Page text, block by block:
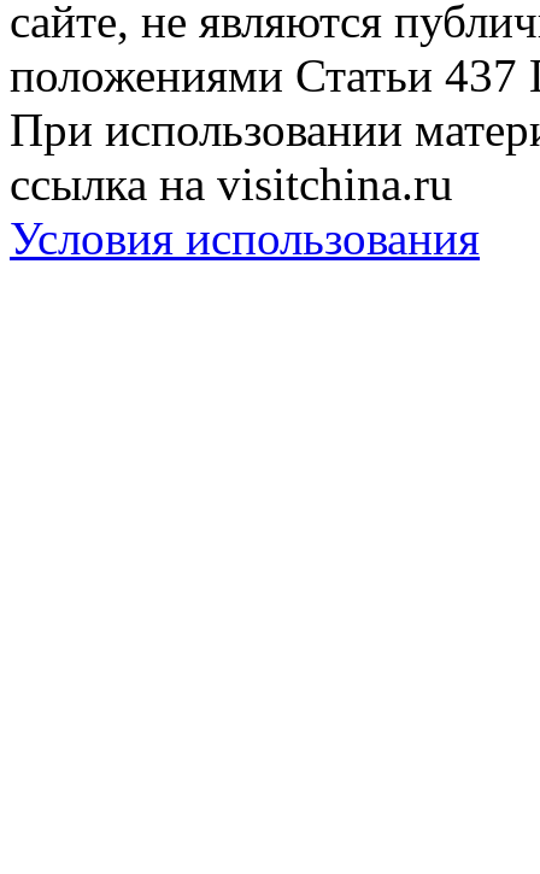
сайте, не являются
положениями Статьи 437
При использовании
ссылка на visitchina.ru
Условия использования